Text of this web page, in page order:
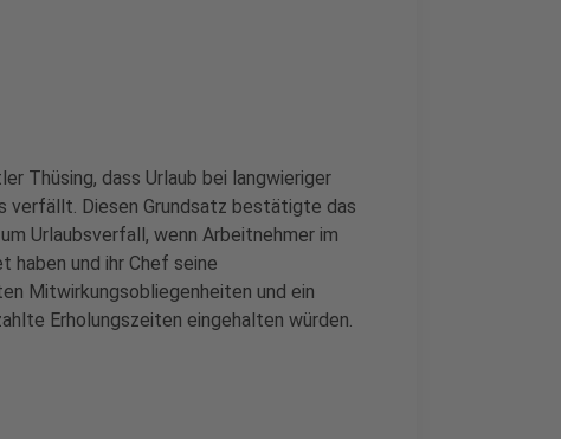
Thüsing, dass Urlaub bei langwieriger
verfällt. Diesen Grundsatz bestätigte das
Urlaubsverfall, wenn Arbeitnehmer im
und ihr Chef seine
Mitwirkungsobliegenheiten und ein
Erholungszeiten eingehalten würden.